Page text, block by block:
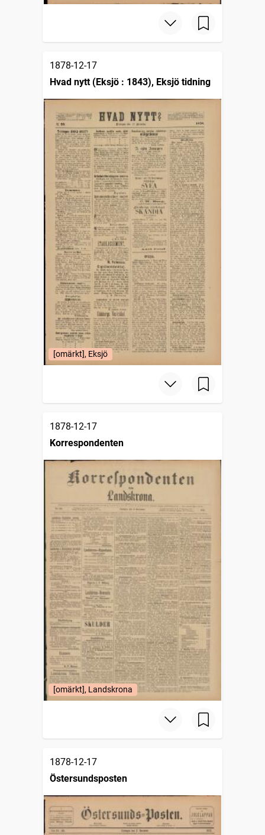
1878-12-17
Hvad nytt (Eksjö : 1843), Eksjö tidning
[omärkt], Eksjö
1878-12-17
Korrespondenten
[omärkt], Landskrona
1878-12-17
Östersundsposten